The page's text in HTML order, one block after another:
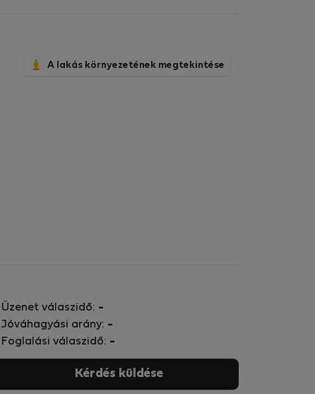
A lakás környezetének megtekintése
Üzenet válaszidő: -
Jóváhagyási arány: -
Foglalási válaszidő: -
Kérdés küldése